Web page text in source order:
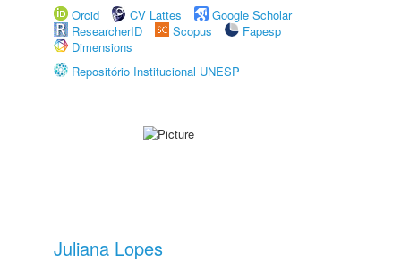
Orcid
CV Lattes
Google Scholar
ResearcherID
Scopus
Fapesp
Dimensions
Repositório Institucional UNESP
Juliana Lopes